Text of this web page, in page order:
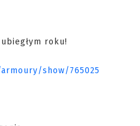
roku!
show/765025